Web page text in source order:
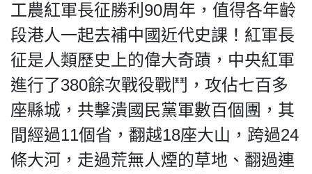
工農紅軍長征勝利90周年，值得各年齡
段港人一起去補中國近代史課！紅軍長
征是人類歷史上的偉大奇蹟，中央紅軍
進行了380餘次戰役戰鬥，攻佔七百多
座縣城，共擊潰國民黨軍數百個團，其
間經過11個省，翻越18座大山，跨過24
條大河，走過荒無人煙的草地、翻過連